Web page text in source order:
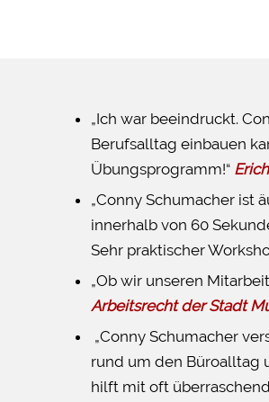
„Ich war beeindruckt.
Berufsalltag einbauen
Übungsprogramm!“
„Conny Schumacher ist
innerhalb von 60
Sehr praktischer
„Ob wir unseren
Arbeitsrecht der Stadt
„Conny Schumacher
rund um den Büroalltag
hilft mit oft